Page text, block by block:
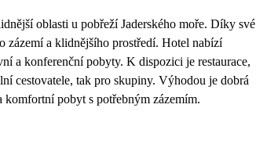
oblasti u pobřeží Jaderského moře. Díky své
zázemí a klidnějšího prostředí. Hotel nabízí
a konferenční pobyty. K dispozici je restaurace,
cestovatele, tak pro skupiny. Výhodou je dobrá
pobyt s potřebným zázemím.